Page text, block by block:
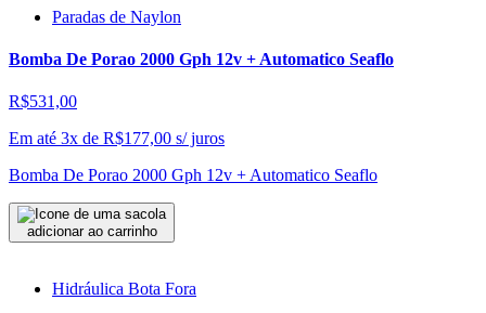
Paradas de Naylon
Bomba De Porao 2000 Gph 12v + Automatico Seaflo
R$531,00
Em até 3x de R$177,00 s/ juros
Bomba De Porao 2000 Gph 12v + Automatico Seaflo
adicionar ao carrinho
Hidráulica Bota Fora